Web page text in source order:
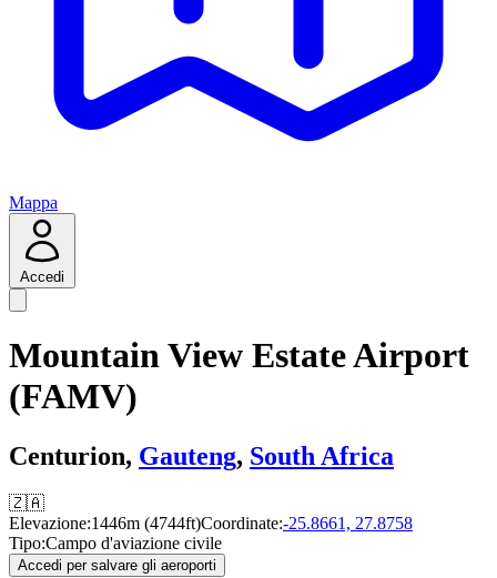
Mappa
Accedi
Mountain View Estate Airport
(FAMV)
Centurion, Gauteng, South Africa
🇿🇦
Elevazione:1446m (4744ft)Coordinate:-25.8661, 27.8758
Tipo:Campo d'aviazione civile
Accedi per salvare gli aeroporti